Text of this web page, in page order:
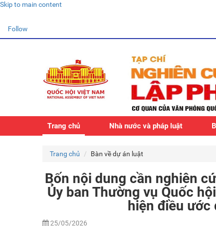
Skip to main content
Follow
Trang chủ Nhà nước và pháp luật
Trang chủ Bàn về dự án luật
Bốn nội dung cần nghiên
Ủy ban Thường vụ Quốc
hiện điều ước
25/05/2026